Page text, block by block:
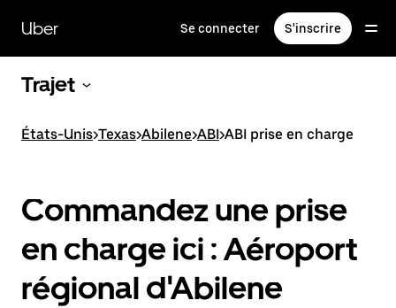
contenu
principal
Uber Se connecter S'inscrire
Trajet
États-Unis>Texas>Abilene>ABI>ABI prise en charge
Commandez une prise
en charge ici : Aéroport
régional d'Abilene